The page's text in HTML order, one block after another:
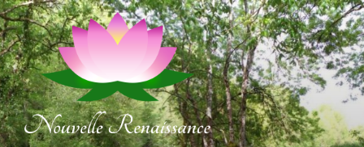
Aller
au
contenu
principal